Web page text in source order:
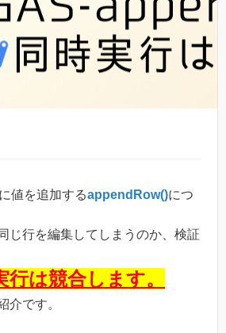
値を追加するappendRow()につ
じ行を編集してしまうのか、検証
行は競合します。
介です。